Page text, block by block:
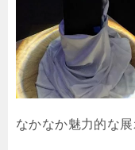
なかなか魅力的な展